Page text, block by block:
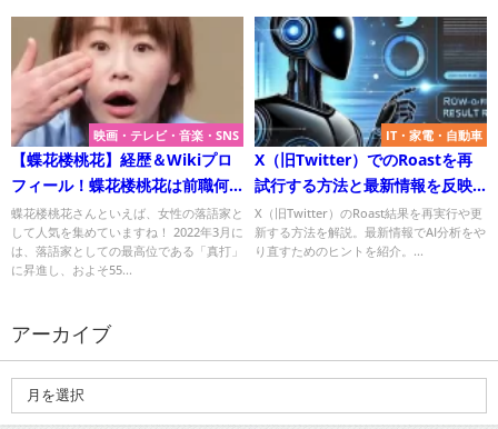
映画・テレビ・音楽・SNS
【蝶花楼桃花】経歴＆Wikiプロ
フィール！蝶花楼桃花は前職何
をしてた？AKB48オーディショ
ンも！
蝶花楼桃花さんといえば、女性の落語家と
して人気を集めていますね！ 2022年3月に
は、落語家としての最高位である「真打」
に昇進し、およそ55...
IT・家電・自動車
X（旧Twitter）でのRoastを再
試行する方法と最新情報を反映
させるコツ
X（旧Twitter）のRoast結果を再実行や更
新する方法を解説。最新情報でAI分析をや
り直すためのヒントを紹介。...
アーカイブ